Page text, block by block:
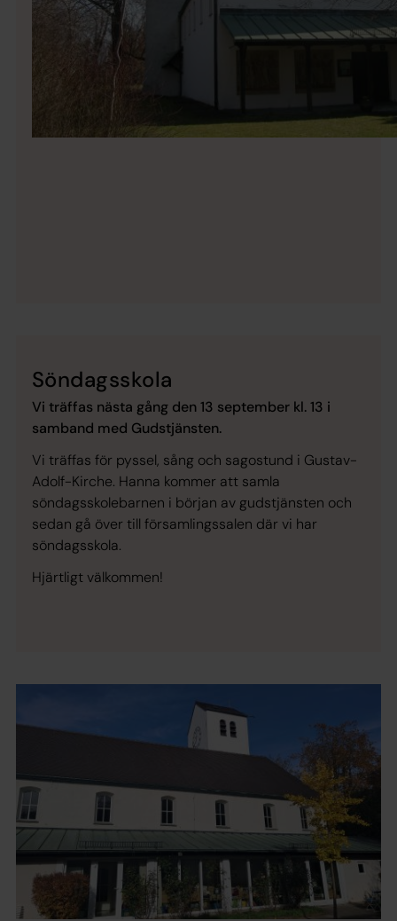
Söndagsskola
Vi träffas nästa gång den 13 september kl. 13 i
samband med Gudstjänsten.
Vi träffas för pyssel, sång och sagostund i Gustav-
Adolf-Kirche. Hanna kommer att samla
söndagsskolebarnen i början av gudstjänsten och
sedan gå över till församlingssalen där vi har
söndagsskola.
Hjärtligt välkommen!